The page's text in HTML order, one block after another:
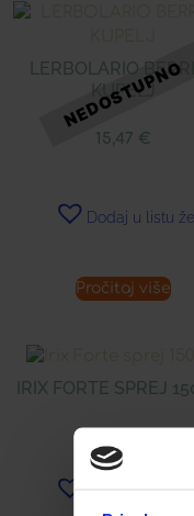
LERBOLARIO
KUPELJ
15,47 €
Dodaj u listu
Pročitaj više
IRIX FORTE SPREJ